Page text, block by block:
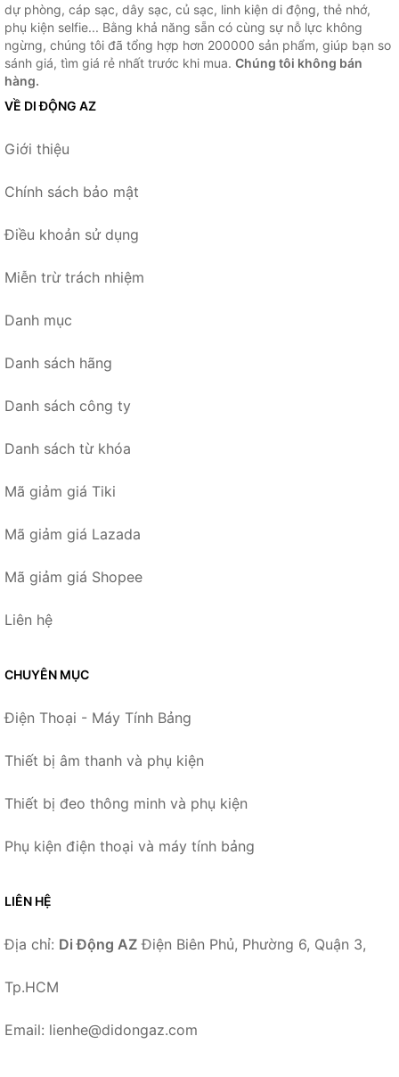
dự phòng, cáp sạc, dây sạc, củ sạc, linh kiện di động, thẻ nhớ,
phụ kiện selfie... Bằng khả năng sẵn có cùng sự nỗ lực không
ngừng, chúng tôi đã tổng hợp hơn 200000 sản phẩm, giúp bạn so
sánh giá, tìm giá rẻ nhất trước khi mua. Chúng tôi không bán
hàng.
VỀ DI ĐỘNG AZ
Giới thiệu
Chính sách bảo mật
Điều khoản sử dụng
Miễn trừ trách nhiệm
Danh mục
Danh sách hãng
Danh sách công ty
Danh sách từ khóa
Mã giảm giá Tiki
Mã giảm giá Lazada
Mã giảm giá Shopee
Liên hệ
CHUYÊN MỤC
Điện Thoại - Máy Tính Bảng
Thiết bị âm thanh và phụ kiện
Thiết bị đeo thông minh và phụ kiện
Phụ kiện điện thoại và máy tính bảng
LIÊN HỆ
Địa chỉ: Di Động AZ Điện Biên Phủ, Phường 6, Quận 3,
Tp.HCM
Email: lienhe@didongaz.com